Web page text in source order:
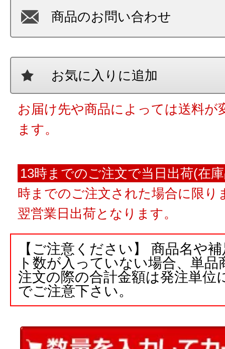
商品のお問い合わせ
お気に入りに追加
お届け先や商品によっては送料が
ます。
13時までのご注文で当日出荷(在
時までのご注文された場合に限り
翌営業日出荷となります。
【ご注意ください】 商品名や
ト数が入っていない場合、単
注文の際の合計金額は発注単位
でご注意下さい。